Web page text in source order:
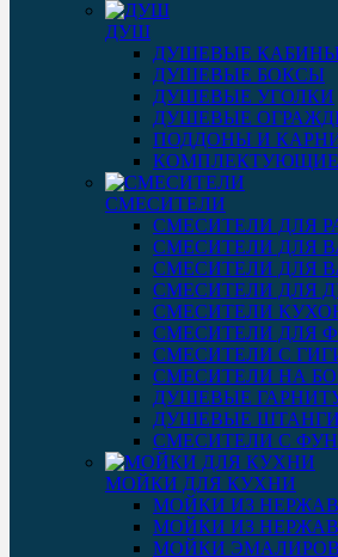
ДУШ
ДУШЕВЫЕ
ДУШЕВЫЕ БОКСЫ
ДУШЕВЫЕ УГОЛКИ
ДУШЕВЫЕ
ПОДДОНЫ И
СМЕСИТЕЛИ
СМЕСИТЕЛИ ДЛЯ
СМЕСИТЕЛИ ДЛЯ
СМЕСИТЕЛИ ДЛЯ
СМЕСИТЕЛИ ДЛЯ
СМЕСИТЕЛИ
СМЕСИТЕЛИ ДЛЯ
СМЕСИТЕЛИ С
СМЕСИТЕЛИ НА
ДУШЕВЫЕ
ДУШЕВЫЕ
СМЕСИТЕЛИ С
МОЙКИ ДЛЯ КУХНИ
МОЙКИ ИЗ
МОЙКИ ИЗ
МОЙКИ